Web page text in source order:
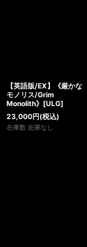
【英語版/EX】《厳かな
モノリス/Grim
Monolith》[ULG]
23,000円(税込)
在庫数 在庫なし